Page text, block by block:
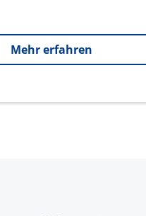
Mehr erfahren